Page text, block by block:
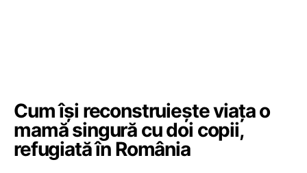
Cum își reconstruiește viața o
mamă singură cu doi copii,
refugiată în România